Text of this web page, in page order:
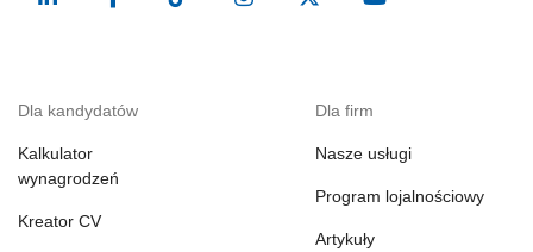
Dla kandydatów
Kalkulator
wynagrodzeń
Kreator CV
Dla firm
Nasze usługi
Program lojalnościowy
Artykuły